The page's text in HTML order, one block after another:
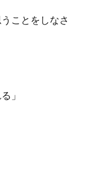
ことをしなさ
」